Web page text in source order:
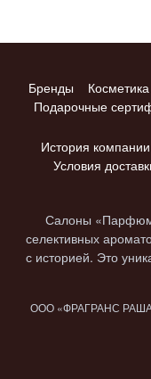
Бренды Косметика
Подарочные
История компании
Условия
Салоны
селективных
с историей. Это
ООО «ФРАГРАНС